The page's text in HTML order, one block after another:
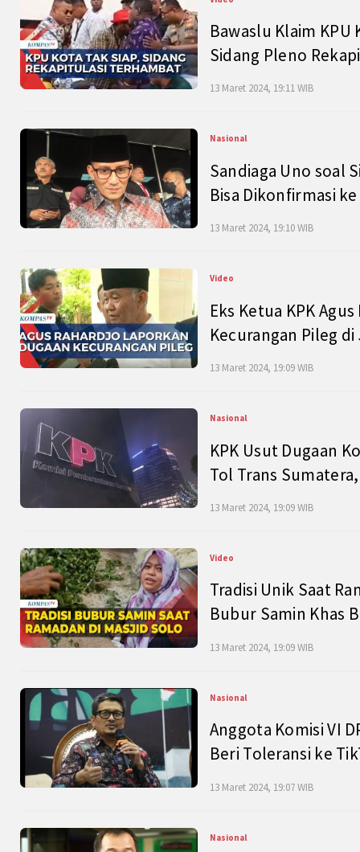
Bawaslu Klaim
Sidang Pleno
13 Maret 2024, 19:11 WIB
Nasional
Sandiaga Uno soal
Bisa Dikonfirmasi
13 Maret 2024, 19:10 WIB
Video
Eks Ketua KPK
Kecurangan Pileg
13 Maret 2024, 19:09 WIB
Nasional
KPK Usut Dugaan
Tol Trans
13 Maret 2024, 19:09 WIB
Video
Tradisi Unik Saat
Bubur Samin Khas
13 Maret 2024, 19:09 WIB
Nasional
Anggota Komisi VI
Beri Toleransi ke
13 Maret 2024, 19:07 WIB
Nasional